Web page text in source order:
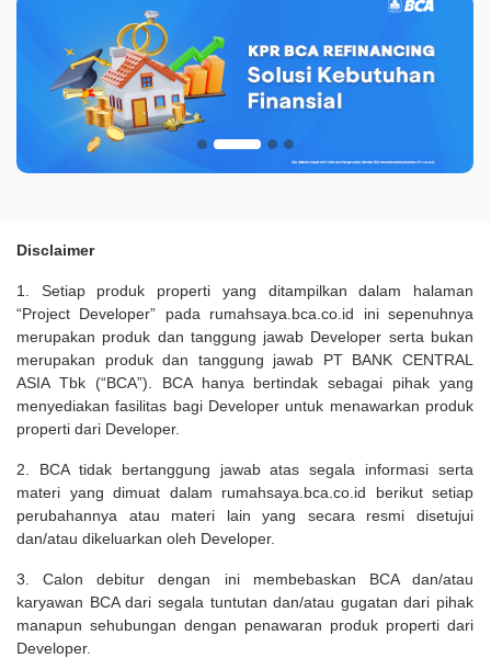
Disclaimer
1. Setiap produk properti yang ditampilkan dalam halaman
“Project Developer” pada rumahsaya.bca.co.id ini sepenuhnya
merupakan produk dan tanggung jawab Developer serta bukan
merupakan produk dan tanggung jawab PT BANK CENTRAL
ASIA Tbk (“BCA”). BCA hanya bertindak sebagai pihak yang
menyediakan fasilitas bagi Developer untuk menawarkan produk
properti dari Developer.
2. BCA tidak bertanggung jawab atas segala informasi serta
materi yang dimuat dalam rumahsaya.bca.co.id berikut setiap
perubahannya atau materi lain yang secara resmi disetujui
dan/atau dikeluarkan oleh Developer.
3. Calon debitur dengan ini membebaskan BCA dan/atau
karyawan BCA dari segala tuntutan dan/atau gugatan dari pihak
manapun sehubungan dengan penawaran produk properti dari
Developer.